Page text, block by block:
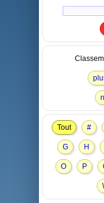
Tout #
G H
O P